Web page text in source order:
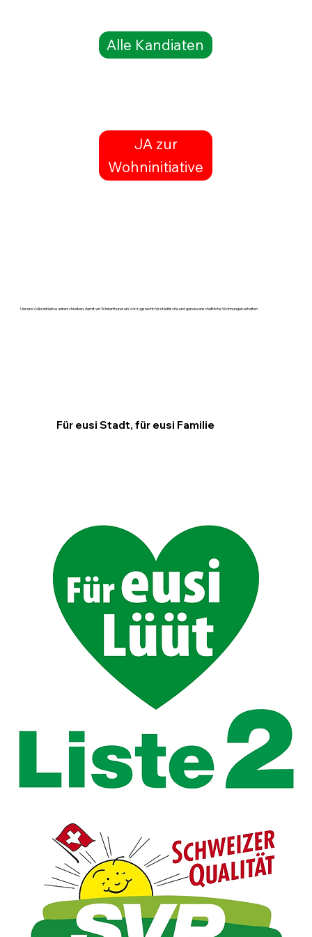
Alle Kandiaten
JA zur
Wohninitiative
Unsere Volksinitiative unterschreiben, damit wir Winterthurer ein Vorzugsrecht für städtische und genossenschaftliche Wohnungen erhalten
Für eusi Stadt, für eusi Familie